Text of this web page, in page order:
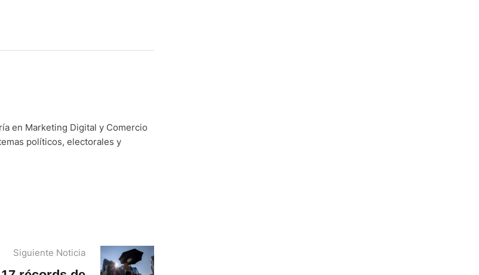
en Marketing Digital y Comercio
políticos, electorales y
Siguiente Noticia